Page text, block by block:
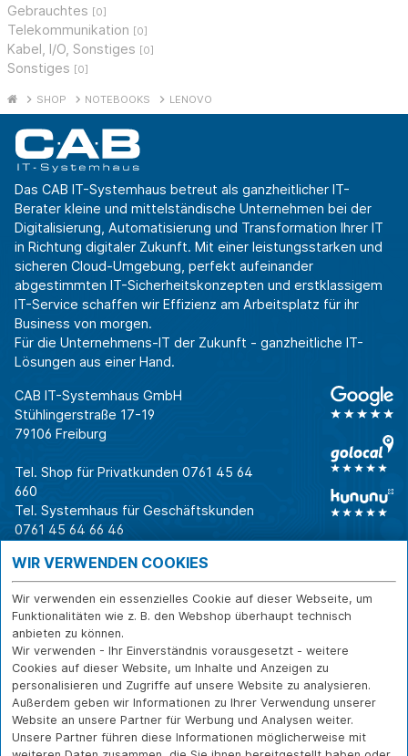
Gebrauchtes [0]
Telekommunikation [0]
Kabel, I/O, Sonstiges [0]
Sonstiges [0]
SHOP NOTEBOOKS LENOVO
Das CAB IT-Systemhaus betreut als ganzheitlicher IT-
Berater kleine und mittelständische Unternehmen bei der
Digitalisierung, Automatisierung und Transformation Ihrer IT
in Richtung digitaler Zukunft. Mit einer leistungsstarken und
sicheren Cloud-Umgebung, perfekt aufeinander
abgestimmten IT-Sicherheitskonzepten und erstklassigem
IT-Service schaffen wir Effizienz am Arbeitsplatz für ihr
Business von morgen.
Für die Unternehmens-IT der Zukunft - ganzheitliche IT-
Lösungen aus einer Hand.
CAB IT-Systemhaus GmbH
Stühlingerstraße 17-19
79106 Freiburg
Tel. Shop für Privatkunden 0761 45 64
660
Tel. Systemhaus für Geschäftskunden
0761 45 64 66 46
Warum CAB
Für Business-
Entscheider
Für IT-Leiter
Für Privatkunden
Erfolgsgeschichte
n
Branchen
IT für
IT-Security
IT-Infrastruktur
Softwarelösungen
WLAN-Lösungen
IT-Beratung und
Service
Reparatur
Versand- und
Zahlarten
Rücksendung und
Widerruf
Über CAB Kontakt IMPRESSUM
WIR VERWENDEN COOKIES
Wir verwenden ein essenzielles Cookie auf dieser Webseite, um
Funktionalitäten wie z. B. den Webshop überhaupt technisch
anbieten zu können.
Wir verwenden - Ihr Einverständnis vorausgesetzt - weitere
Cookies auf dieser Website, um Inhalte und Anzeigen zu
personalisieren und Zugriffe auf unsere Website zu analysieren.
Außerdem geben wir Informationen zu Ihrer Verwendung unserer
Website an unsere Partner für Werbung und Analysen weiter.
Unsere Partner führen diese Informationen möglicherweise mit